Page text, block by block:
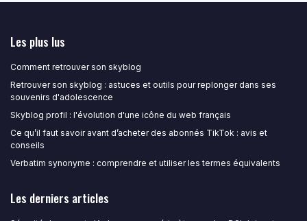
Les plus lus
Comment retrouver son skyblog
Retrouver son skyblog : astuces et outils pour replonger dans ses
souvenirs d'adolescence
Skyblog profil : l'évolution d'une icône du web français
Ce qu’il faut savoir avant d’acheter des abonnés TikTok : avis et
conseils
Verbatim synonyme : comprendre et utiliser les termes équivalents
Les derniers articles